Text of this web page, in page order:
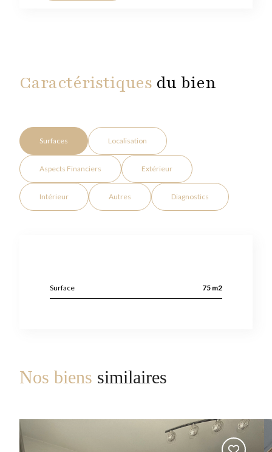
Caractéristiques du bien
Surfaces Localisation
Aspects Financiers Extérieur
Intérieur Autres Diagnostics
Surface 75 m2
Nos biens similaires